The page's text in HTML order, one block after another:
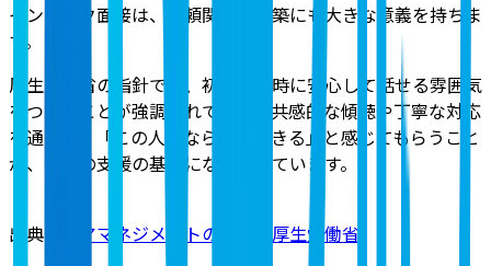
インテーク面接は、信頼関係の構築にも大きな意義を持ちま
す。
厚生労働省の指針では、初回面接時に安心して話せる雰囲気
をつくることが強調 されており、共感的な傾聴や丁寧な対応
を通じて、「この人になら相談できる」と感じてもらうこと
が、今後の支援の基盤になるとしています。
出典： ケアマネジメントの基本｜厚生労働省